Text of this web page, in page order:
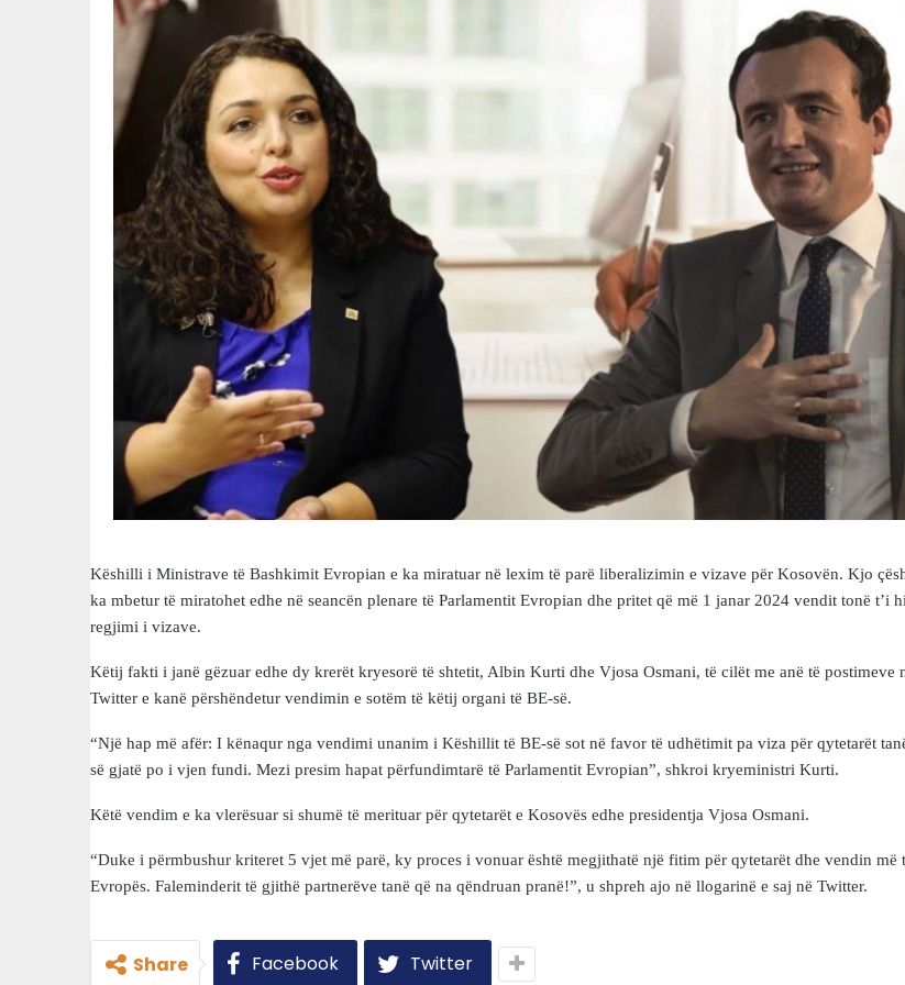
Këshilli i Ministrave të Bashkimit Evropian e ka miratuar në lexim të parë liberalizimin e vizave për Kosovën. Kjo
ka mbetur të miratohet edhe në seancën plenare të Parlamentit Evropian dhe pritet që më 1 janar 2024 vendit tonë t’i
regjimi i vizave.
Këtij fakti i janë gëzuar edhe dy krerët kryesorë të shtetit, Albin Kurti dhe Vjosa Osmani, të cilët me anë të postimeve
Twitter e kanë përshëndetur vendimin e sotëm të këtij organi të BE-së.
“Një hap më afër: I kënaqur nga vendimi unanim i Këshillit të BE-së sot në favor të udhëtimit pa viza për qytetarët
së gjatë po i vjen fundi. Mezi presim hapat përfundimtarë të Parlamentit Evropian”, shkroi kryeministri Kurti.
Këtë vendim e ka vlerësuar si shumë të merituar për qytetarët e Kosovës edhe presidentja Vjosa Osmani.
“Duke i përmbushur kriteret 5 vjet më parë, ky proces i vonuar është megjithatë një fitim për qytetarët dhe vendin më
Evropës. Faleminderit të gjithë partnerëve tanë që na qëndruan pranë!”, u shpreh ajo në llogarinë e saj në Twitter.
Share Facebook Twitter